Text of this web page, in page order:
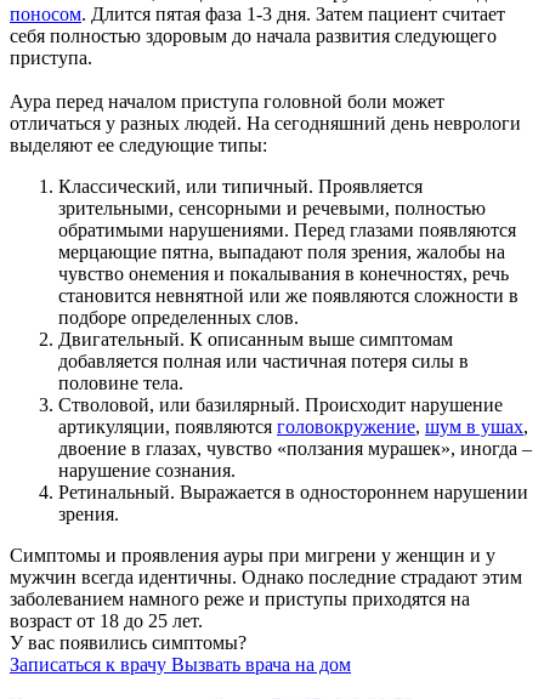
поносом. Длится пятая фаза 1-3 дня. Затем пациент считает
себя полностью здоровым до начала развития следующего
приступа.
Аура перед началом приступа головной боли может
отличаться у разных людей. На сегодняшний день неврологи
выделяют ее следующие типы:
Классический, или типичный. Проявляется
зрительными, сенсорными и речевыми, полностью
обратимыми нарушениями. Перед глазами появляются
мерцающие пятна, выпадают поля зрения, жалобы на
чувство онемения и покалывания в конечностях, речь
становится невнятной или же появляются сложности в
подборе определенных слов.
Двигательный. К описанным выше симптомам
добавляется полная или частичная потеря силы в
половине тела.
Стволовой, или базилярный. Происходит нарушение
артикуляции, появляются головокружение, шум в ушах,
двоение в глазах, чувство «ползания мурашек», иногда –
нарушение сознания.
Ретинальный. Выражается в одностороннем нарушении
зрения.
Симптомы и проявления ауры при мигрени у женщин и у
мужчин всегда идентичны. Однако последние страдают этим
заболеванием намного реже и приступы приходятся на
возраст от 18 до 25 лет.
У вас появились симптомы?
Записаться к врачу Вызвать врача на дом